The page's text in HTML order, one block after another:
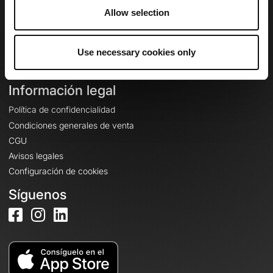
Allow selection
Use necessary cookies only
Inicio de sesión
Crear una cuenta
Información legal
Política de confidencialidad
Condiciones generales de venta
CGU
Avisos legales
Configuración de cookies
Síguenos